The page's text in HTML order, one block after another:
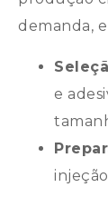
demanda,
e